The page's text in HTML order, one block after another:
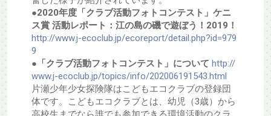
●2020年度「クラブ活動フォトコンテスト」ケニ
ス賞 活動レポート：江の島の磯で遊ぼう！2019！
http://www.j-ecoclub.jp/ecoreport/detail.php?id=979
9
●「クラブ活動フォトコンテスト」について http://
www.j-ecoclub.jp/topics/info/202006191543.html
片瀬少年少女探険隊はこどもエコクラブの登録団
体です。こどもエコクラブとは、幼児（3歳）から